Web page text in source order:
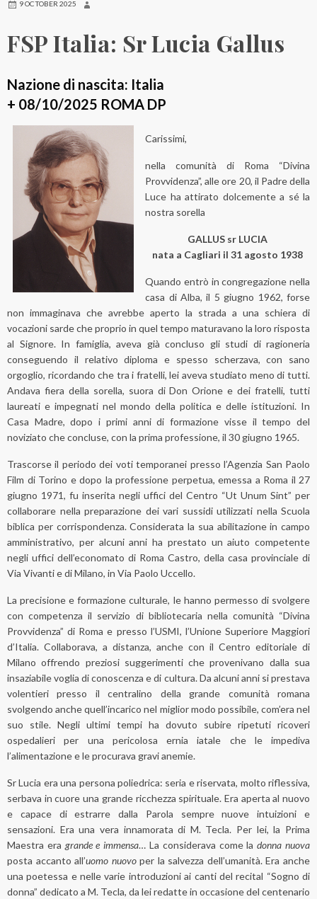
9 OCTOBER 2025
FSP Italia: Sr Lucia Gallus
Nazione di nascita: Italia
+ 08/10/2025 ROMA DP
Carissimi,
nella comunità di Roma “Divina
Provvidenza”, alle ore 20, il Padre della
Luce ha attirato dolcemente a sé la
nostra sorella
GALLUS sr LUCIA
nata a Cagliari il 31 agosto 1938
Quando entrò in congregazione nella
casa di Alba, il 5 giugno 1962, forse
non immaginava che avrebbe aperto la strada a una schiera di
vocazioni sarde che proprio in quel tempo maturavano la loro risposta
al Signore. In famiglia, aveva già concluso gli studi di ragioneria
conseguendo il relativo diploma e spesso scherzava, con sano
orgoglio, ricordando che tra i fratelli, lei aveva studiato meno di tutti.
Andava fiera della sorella, suora di Don Orione e dei fratelli, tutti
laureati e impegnati nel mondo della politica e delle istituzioni. In
Casa Madre, dopo i primi anni di formazione visse il tempo del
noviziato che concluse, con la prima professione, il 30 giugno 1965.
Trascorse il periodo dei voti temporanei presso l’Agenzia San Paolo
Film di Torino e dopo la professione perpetua, emessa a Roma il 27
giugno 1971, fu inserita negli uffici del Centro “Ut Unum Sint” per
collaborare nella preparazione dei vari sussidi utilizzati nella Scuola
biblica per corrispondenza. Considerata la sua abilitazione in campo
amministrativo, per alcuni anni ha prestato un aiuto competente
negli uffici dell’economato di Roma Castro, della casa provinciale di
Via Vivanti e di Milano, in Via Paolo Uccello.
La precisione e formazione culturale, le hanno permesso di svolgere
con competenza il servizio di bibliotecaria nella comunità “Divina
Provvidenza” di Roma e presso l’USMI, l’Unione Superiore Maggiori
d’Italia. Collaborava, a distanza, anche con il Centro editoriale di
Milano offrendo preziosi suggerimenti che provenivano dalla sua
insaziabile voglia di conoscenza e di cultura. Da alcuni anni si prestava
volentieri presso il centralino della grande comunità romana
svolgendo anche quell’incarico nel miglior modo possibile, com’era nel
suo stile. Negli ultimi tempi ha dovuto subire ripetuti ricoveri
ospedalieri per una pericolosa ernia iatale che le impediva
l’alimentazione e le procurava gravi anemie.
Sr Lucia era una persona poliedrica: seria e riservata, molto riflessiva,
serbava in cuore una grande ricchezza spirituale. Era aperta al nuovo
e capace di estrarre dalla Parola sempre nuove intuizioni e
sensazioni. Era una vera innamorata di M. Tecla. Per lei, la Prima
Maestra eragrande e immensa… La considerava come ladonna nuova
posta accanto all’uomo nuovoper la salvezza dell’umanità. Era anche
una poetessa e nelle varie introduzioni ai canti del recital “Sogno di
donna” dedicato a M. Tecla, da lei redatte in occasione del centenario